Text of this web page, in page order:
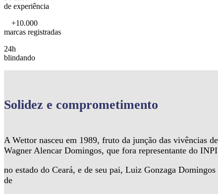
de experiência
+10.000
marcas registradas
24h
blindando
Solidez e comprometimento
A Wettor nasceu em 1989, fruto da junção das vivências de
Wagner Alencar Domingos, que fora representante do INPI
no estado do Ceará, e de seu pai, Luiz Gonzaga Domingos
de